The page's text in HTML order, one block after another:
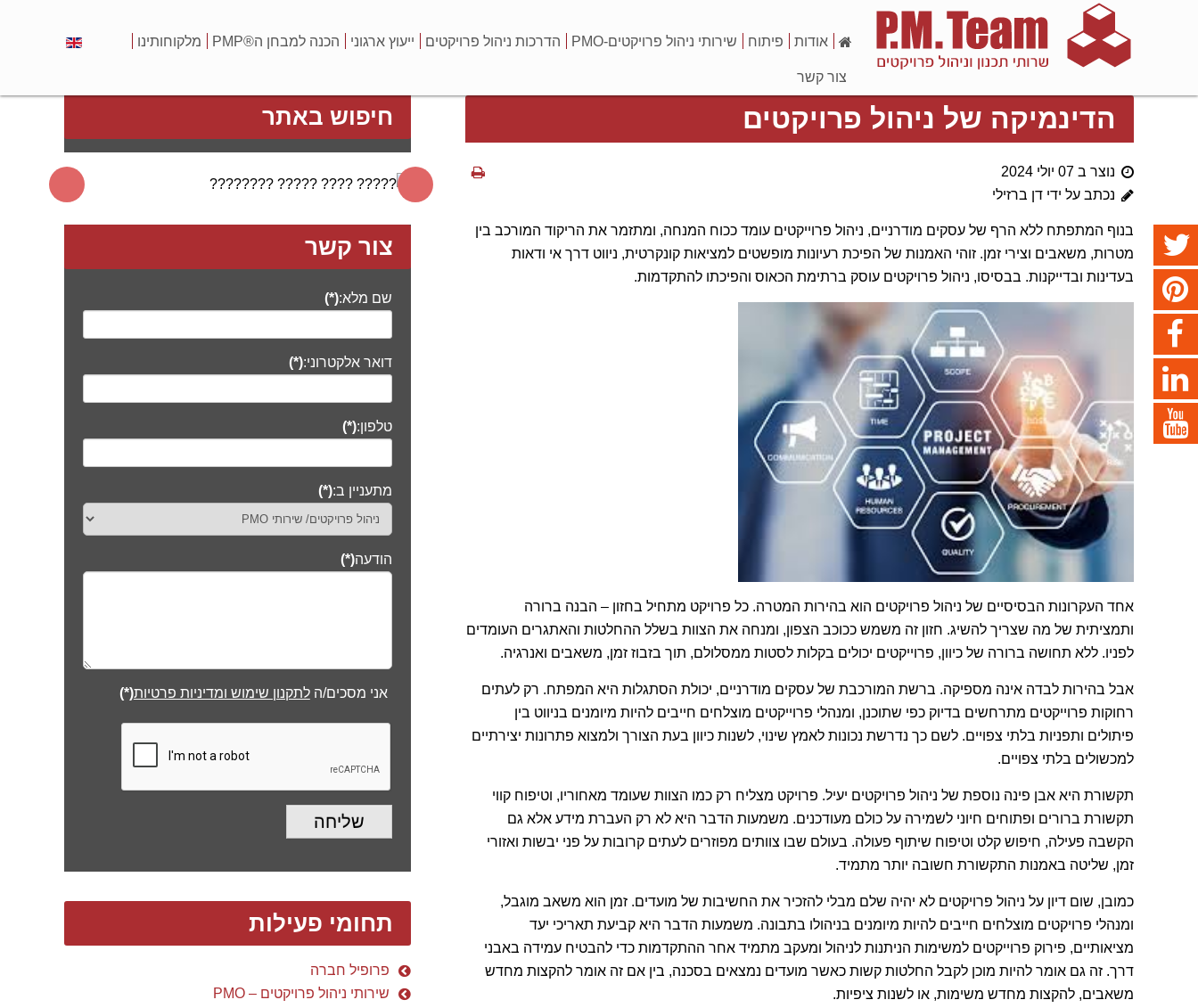
אודות פיתוח שירותי ניהול פרויקטים-PMO הדרכות ניהול פרויקטים ייעוץ ארגוני הכנה למבחן ה®PMP מלקוחותינו
צור קשר
הדינמיקה של ניהול פרויקטים
נוצר ב 07 יולי 2024
נכתב על ידי דן ברזילי
בנוף המתפתח ללא הרף של עסקים מודרניים, ניהול פרוייקטים עומד ככוח המנחה, ומתזמר את הריקוד המורכב בין
מטרות, משאבים וצירי זמן. זוהי האמנות של הפיכת רעיונות מופשטים למציאות קונקרטית, ניווט דרך אי ודאות
בעדינות ובדייקנות. בבסיסו, ניהול פרויקטים עוסק ברתימת הכאוס והפיכתו להתקדמות.
אחד העקרונות הבסיסיים של ניהול פרויקטים הוא בהירות המטרה. כל פרויקט מתחיל בחזון – הבנה ברורה
ותמציתית של מה שצריך להשיג. חזון זה משמש ככוכב הצפון, ומנחה את הצוות בשלל ההחלטות והאתגרים העומדים
לפניו. ללא תחושה ברורה של כיוון, פרוייקטים יכולים בקלות לסטות ממסלולם, תוך בזבוז זמן, משאבים ואנרגיה.
אבל בהירות לבדה אינה מספיקה. ברשת המורכבת של עסקים מודרניים, יכולת הסתגלות היא המפתח. רק לעתים
רחוקות פרוייקטים מתרחשים בדיוק כפי שתוכנן, ומנהלי פרוייקטים מוצלחים חייבים להיות מיומנים בניווט בין
פיתולים ותפניות בלתי צפויים. לשם כך נדרשת נכונות לאמץ שינוי, לשנות כיוון בעת הצורך ולמצוא פתרונות יצירתיים
למכשולים בלתי צפויים.
תקשורת היא אבן פינה נוספת של ניהול פרויקטים יעיל. פרויקט מצליח רק כמו הצוות שעומד מאחוריו, וטיפוח קווי
תקשורת ברורים ופתוחים חיוני לשמירה על כולם מעודכנים. משמעות הדבר היא לא רק העברת מידע אלא גם
הקשבה פעילה, חיפוש קלט וטיפוח שיתוף פעולה. בעולם שבו צוותים מפוזרים לעתים קרובות על פני יבשות ואזורי
זמן, שליטה באמנות התקשורת חשובה יותר מתמיד.
כמובן, שום דיון על ניהול פרויקטים לא יהיה שלם מבלי להזכיר את החשיבות של מועדים. זמן הוא משאב מוגבל,
ומנהלי פרויקטים מוצלחים חייבים להיות מיומנים בניהולו בתבונה. משמעות הדבר היא קביעת תאריכי יעד
מציאותיים, פירוק פרוייקטים למשימות הניתנות לניהול ומעקב מתמיד אחר ההתקדמות כדי להבטיח עמידה באבני
דרך. זה גם אומר להיות מוכן לקבל החלטות קשות כאשר מועדים נמצאים בסכנה, בין אם זה אומר להקצות מחדש
משאבים, להקצות מחדש משימות, או לשנות ציפיות.
חיפוש באתר
צור קשר
שם מלא:(*)
דואר אלקטרוני:(*)
טלפון:(*)
מתעניין ב:(*)
הודעה(*)
אני מסכים/הלתקנון שימוש ומדיניות פרטיות(*)
שליחה
תחומי פעילות
פרופיל חברה
שירותי ניהול פרויקטים – PMO